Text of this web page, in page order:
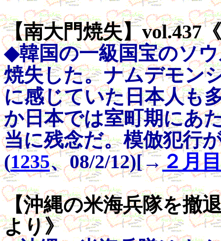
【南大門焼失】vol.437《
◆韓国の一級国宝のソ
焼失した。ナムデモン
に感じていた日本人も
か日本では室町期にあ
当に残念だ。模倣犯行
(1235、08/2/12)[→２月
【沖縄の米海兵隊を撤
より》